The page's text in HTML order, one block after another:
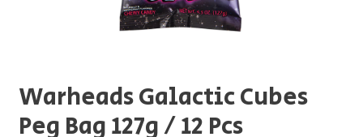
Warheads Galactic Cubes
Peg Bag 127g / 12 Pcs